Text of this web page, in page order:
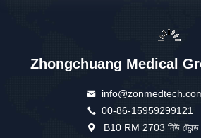
Zhongchuang Medical
00-86-15959299121
B10 RM 2703 নিউ ট্রেন্ড